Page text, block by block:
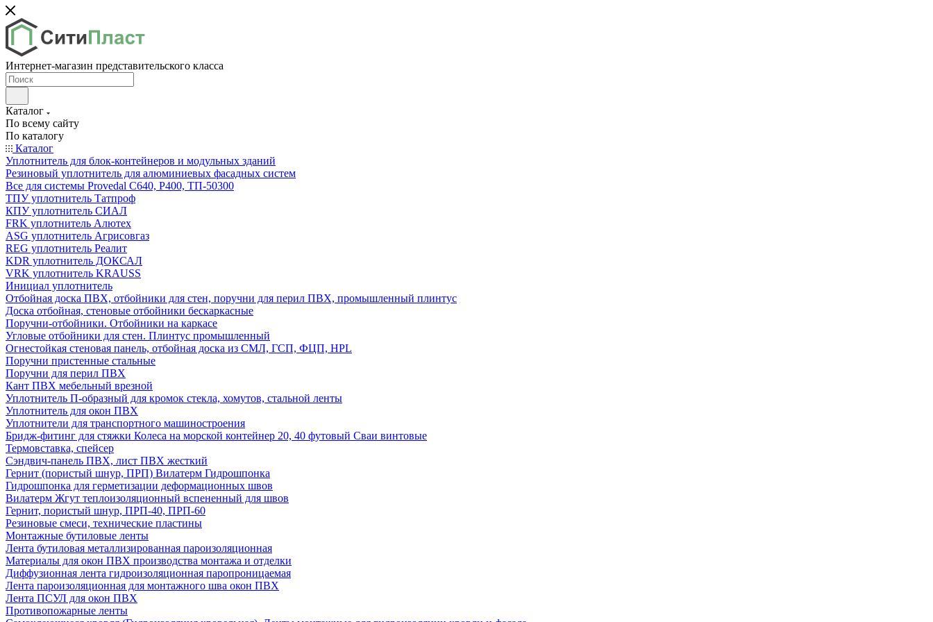
Интернет-магазин представительского класса
Каталог
По всему сайту
По каталогу
Каталог
Уплотнитель для блок-контейнеров и модульных зданий
Резиновый уплотнитель для алюминиевых фасадных систем
Все для системы Provedal С640, Р400, ТП-50300
ТПУ уплотнитель Татпроф
КПУ уплотнитель СИАЛ
FRK уплотнитель Алютех
ASG уплотнитель Агрисовгаз
REG уплотнитель Реалит
KDR уплотнитель ДОКСАЛ
VRK уплотнитель KRAUSS
Инициал уплотнитель
Отбойная доска ПВХ, отбойники для стен, поручни для перил ПВХ, промышленный плинтус
Доска отбойная, стеновые отбойники бескаркасные
Поручни-отбойники. Отбойники на каркасе
Угловые отбойники для стен. Плинтус промышленный
Огнестойкая стеновая панель, отбойная доска из СМЛ, ГСП, ФЦП, HPL
Поручни пристенные стальные
Поручни для перил ПВХ
Кант ПВХ мебельный врезной
Уплотнитель П-образный для кромок стекла, хомутов, стальной ленты
Уплотнитель для окон ПВХ
Уплотнители для транспортного машиностроения
Бридж-фитинг для стяжки Колеса на морской контейнер 20, 40 футовый Сваи винтовые
Термовставка, спейсер
Сэндвич-панель ПВХ, лист ПВХ жесткий
Гернит (пористый шнур, ПРП) Вилатерм Гидрошпонка
Гидрошпонка для герметизации деформационных швов
Вилатерм Жгут теплоизоляционный вспененный для швов
Гернит, пористый шнур, ПРП-40, ПРП-60
Резиновые смеси, технические пластины
Монтажные бутиловые ленты
Лента бутиловая металлизированная пароизоляционная
Материалы для окон ПВХ производства монтажа и отделки
Диффузионная лента гидроизоляционная паропроницаемая
Лента пароизоляционная для монтажного шва окон ПВХ
Лента ПСУЛ для окон ПВХ
Противопожарные ленты